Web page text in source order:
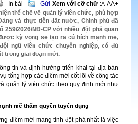
In bài Gửi Xem với cỡ chữ :A-AA+
thể chế về quản lý viên chức, phù hợp
và thực tiễn đất nước, Chính phủ đã
259/2026/NĐ-CP với nhiều đột phá quan
kỳ vọng sẽ tạo ra cú hích mạnh mẽ,
ngũ viên chức chuyên nghiệp, có đủ
trong giai đoạn mới.
tin và định hướng triển khai tại địa bàn
tổng hợp các điểm mới cốt lõi về công tác
quản lý viên chức theo quy định mới như
mẽ thẩm quyền tuyển dụng
điểm mới mang tính đột phá nhất là việc